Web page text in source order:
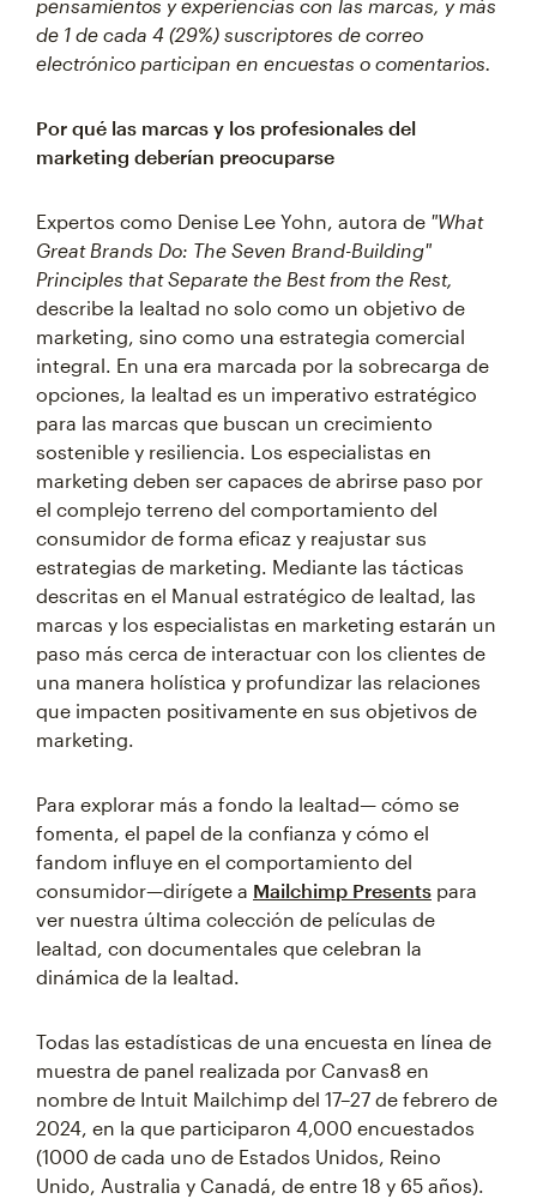
pensamientos y experiencias con las marcas, y más
de 1 de cada 4 (29%) suscriptores de correo
electrónico participan en encuestas o comentarios.
Por qué las marcas y los profesionales del
marketing deberían preocuparse
Expertos como Denise Lee Yohn, autora de "What
Great Brands Do: The Seven Brand-Building"
Principles that Separate the Best from the Rest,
describe la lealtad no solo como un objetivo de
marketing, sino como una estrategia comercial
integral. En una era marcada por la sobrecarga de
opciones, la lealtad es un imperativo estratégico
para las marcas que buscan un crecimiento
sostenible y resiliencia. Los especialistas en
marketing deben ser capaces de abrirse paso por
el complejo terreno del comportamiento del
consumidor de forma eficaz y reajustar sus
estrategias de marketing. Mediante las tácticas
descritas en el Manual estratégico de lealtad, las
marcas y los especialistas en marketing estarán un
paso más cerca de interactuar con los clientes de
una manera holística y profundizar las relaciones
que impacten positivamente en sus objetivos de
marketing.
Para explorar más a fondo la lealtad— cómo se
fomenta, el papel de la confianza y cómo el
fandom influye en el comportamiento del
consumidor—dirígete a Mailchimp Presents para
ver nuestra última ​​colección de películas de
lealtad, con documentales que celebran la
dinámica de la lealtad.
Todas las estadísticas de una encuesta en línea de
muestra de panel realizada por Canvas8 en
nombre de Intuit Mailchimp del 17–27 de febrero de
2024, en la que participaron 4,000 encuestados
(1000 de cada uno de Estados Unidos, Reino
Unido, Australia y Canadá, de entre 18 y 65 años).